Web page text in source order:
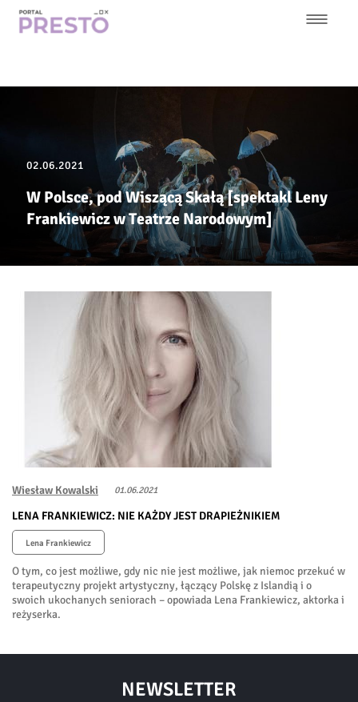
Przejdź
nawigacja
02.06.2021
W Polsce, pod Wiszącą Skałą [spektakl Leny
Frankiewicz w Teatrze Narodowym]
Wiesław Kowalski 01.06.2021
LENA FRANKIEWICZ: NIE KAŻDY JEST DRAPIEŻNIKIEM
Lena Frankiewicz
O tym, co jest możliwe, gdy nic nie jest możliwe, jak niemoc przekuć w
terapeutyczny projekt artystyczny, łączący Polskę z Islandią i o
swoich ukochanych seniorach – opowiada Lena Frankiewicz, aktorka i
reżyserka.
NEWSLETTER